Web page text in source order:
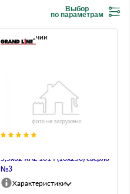
Выбор
по параметрам
5,5х32 RAL 1014 (10х250) сверло
№3
В наличии
Характеристики